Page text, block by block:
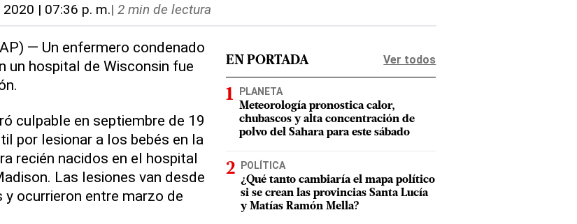
| 07:36 p. m.| 2 min de lectura
— Un enfermero condenado
un hospital de Wisconsin fue
culpable en septiembre de 19
por lesionar a los bebés en la
recién nacidos en el hospital
Las lesiones van desde
ocurrieron entre marzo de
EN PORTADA Ver todos
PLANETA
Meteorología pronostica calor,
chubascos y alta concentración de
polvo del Sahara para este sábado
POLÍTICA
¿Qué tanto cambiaría el mapa político
si se crean las provincias Santa Lucía
y Matías Ramón Mella?